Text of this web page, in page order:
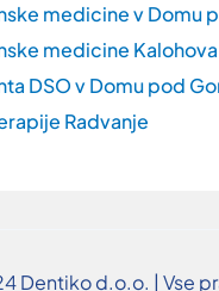
medicine v Domu
medicine Kalohova
DSO v Domu pod
Radvanje
Dentiko d.o.o. | Vse